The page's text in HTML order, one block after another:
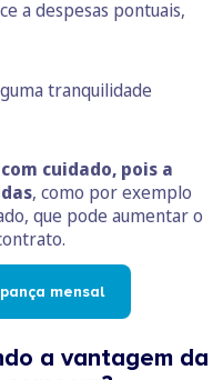
a despesas pontuais,
tranquilidade
cuidado, pois a
, como por exemplo
que pode aumentar o
mensal
a vantagem da